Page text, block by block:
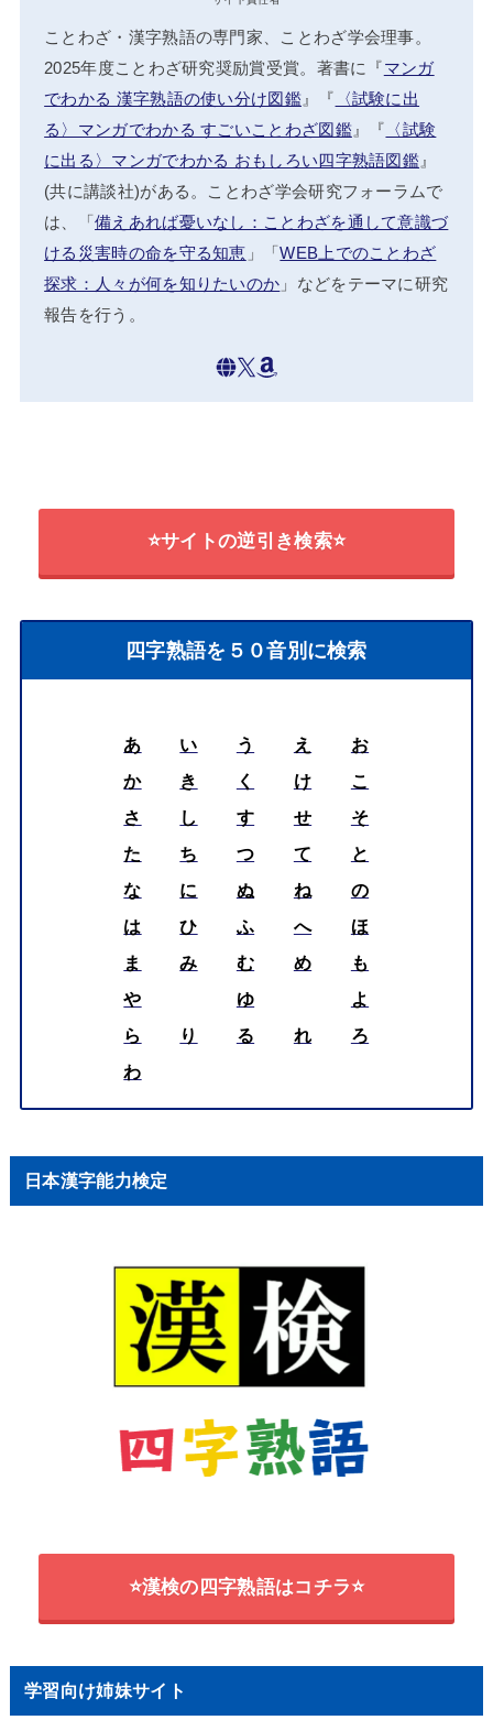
ことわざ・漢字熟語の専門家、ことわざ学会理事。
2025年度ことわざ研究奨励賞受賞。著書に『マンガ
でわかる 漢字熟語の使い分け図鑑』『 〈試験に出
る〉マンガでわかる すごいことわざ図鑑』『 〈試験
に出る〉マンガでわかる おもしろい四字熟語図鑑』
(共に講談社)がある。ことわざ学会研究フォーラムで
は、「備えあれば憂いなし：ことわざを通して意識づ
ける災害時の命を守る知恵 」「WEB上でのことわざ
探求：人々が何を知りたいのか 」などをテーマに研究
報告を行う。
⭐サイトの逆引き検索⭐
四字熟語を５０音別に検索
あ い う え
お
か
き く け
こ
さ
し す せ
そ
た
ち つ て
と
な
に ぬ ね
の
は
ひ ふ へ
ほ
ま
み む め
も
や
ゆ
よ
ら
り る れ
ろ
わ
日本漢字能力検定
⭐漢検の四字熟語はコチラ⭐
学習向け姉妹サイト